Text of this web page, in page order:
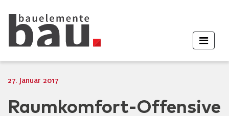
27. Januar 2017
Raumkomfort-Offensive